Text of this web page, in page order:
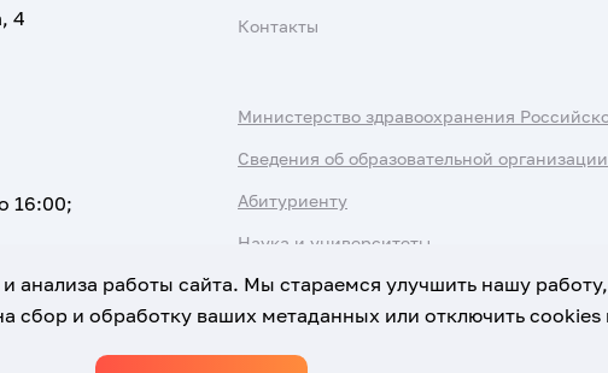
4
16:00;
Контакты
Министерство здравоохранения
Сведения об образовательной организации
Абитуриенту
Наука и университеты
анализа работы сайта. Мы стараемся улучшить нашу
сбор и обработку ваших метаданных или отключить cookies